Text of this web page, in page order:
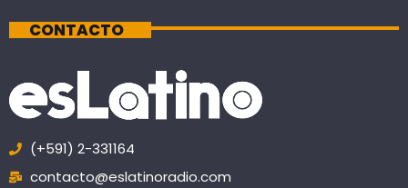
CONTACTO
(+591) 2-331164
contacto@eslatinoradio.com